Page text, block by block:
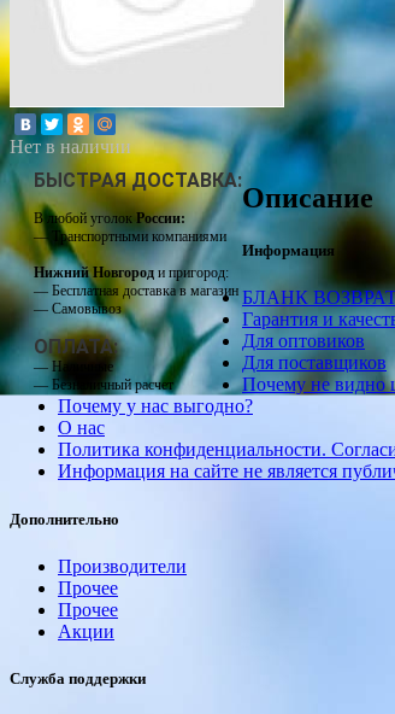
Нет в наличии
БЫСТРАЯ ДОСТАВКА:
В любой уголокРоссии:
— Транспортными компаниями
Нижний Новгород и пригород:
— Бесплатная доставка в магазин
— Самовывоз
ОПЛАТА:
— Наличные
— Безналичный расчет
Описание
Информация
БЛАНК
Гарантия и
Для оптовиков
Для поставщиков
Почему не видно
Почему у нас выгодно?
О нас
Политика конфиденциальности.
Информация на сайте не является
Дополнительно
Производители
Прочее
Прочее
Акции
Служба поддержки